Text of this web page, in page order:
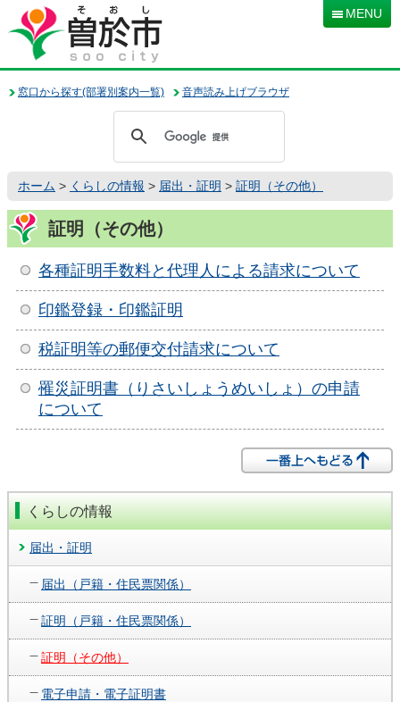
本
文
移
動
音声読み上げブラウザ
窓口から探す(部署別案内一覧)
MENU
ホーム > くらしの情報 > 届出・証明 > 証明（その他）
証明（その他）
各種証明手数料と代理人による請求について
印鑑登録・印鑑証明
税証明等の郵便交付請求について
罹災証明書（りさいしょうめいしょ）の申請
について
くらしの情報
届出・証明
届出（戸籍・住民票関係）
証明（戸籍・住民票関係）
証明（その他）
電子申請・電子証明書